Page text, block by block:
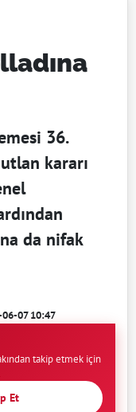
36.
kararı
da nifak
07 10:47
takip etmek için
Et